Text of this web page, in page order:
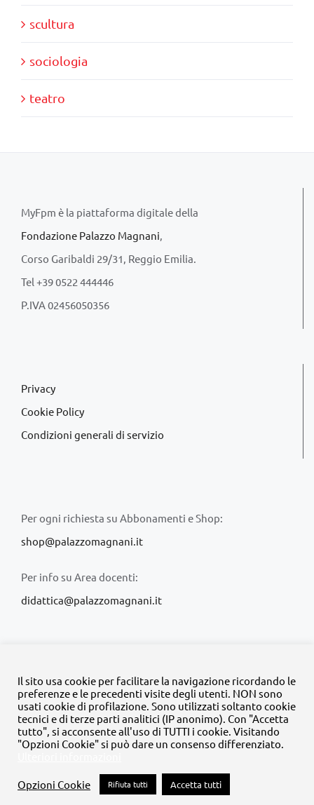
scultura
sociologia
teatro
MyFpm è la piattaforma digitale della
Fondazione Palazzo Magnani,
Corso Garibaldi 29/31, Reggio Emilia.
Tel +39 0522 444446
P.IVA 02456050356
Privacy
Cookie Policy
Condizioni generali di servizio
Per ogni richiesta su Abbonamenti e Shop:
shop@palazzomagnani.it
Per info su Area docenti:
didattica@palazzomagnani.it
© Copyright 2020 -2026 | Tutti i diritti riservati | MyFpm è un
progetto dellaFondazione Palazzo Magnani
FacebookInstagram
TwitterLinkedInYouTube
Il sito usa cookie per facilitare la navigazione ricordando le
preferenze e le precedenti visite degli utenti. NON sono
usati cookie di profilazione. Sono utilizzati soltanto cookie
tecnici e di terze parti analitici (IP anonimo). Con "Accetta
tutto", si acconsente all'uso di TUTTI i cookie. Visitando
"Opzioni Cookie" si può dare un consenso differenziato.
Opzioni Cookie Rifiuta tutti Accetta tutti